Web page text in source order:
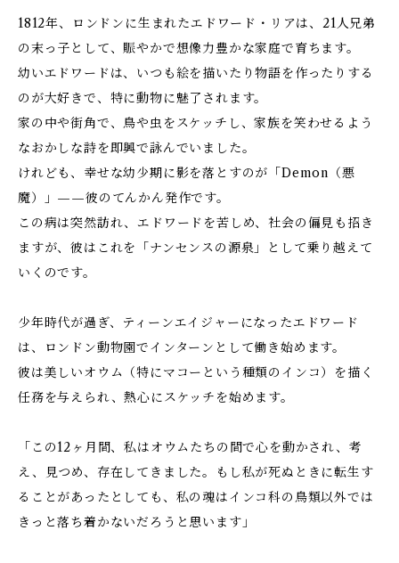
1812年、ロンドンに生まれたエドワード・リアは、21人兄弟
の末っ子として、賑やかで想像力豊かな家庭で育ちます。
幼いエドワードは、いつも絵を描いたり物語を作ったりする
のが大好きで、特に動物に魅了されます。
家の中や街角で、鳥や虫をスケッチし、家族を笑わせるよう
なおかしな詩を即興で詠んでいました。
けれども、幸せな幼少期に影を落とすのが「Demon（悪
魔）」——彼のてんかん発作です。
この病は突然訪れ、エドワードを苦しめ、社会の偏見も招き
ますが、彼はこれを「ナンセンスの源泉」として乗り越えて
いくのです。
少年時代が過ぎ、ティーンエイジャーになったエドワード
は、ロンドン動物園でインターンとして働き始めます。
彼は美しいオウム（特にマコーという種類のインコ）を描く
任務を与えられ、熱心にスケッチを始めます。
「この12ヶ月間、私はオウムたちの間で心を動かされ、考
え、見つめ、存在してきました。もし私が死ぬときに転生す
ることがあったとしても、私の魂はインコ科の鳥類以外では
きっと落ち着かないだろうと思います」